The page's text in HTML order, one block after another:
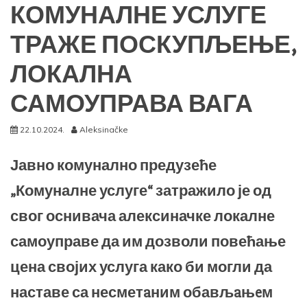
КОМУНАЛНЕ УСЛУГЕ
ТРАЖЕ ПОСКУПЉЕЊЕ,
ЛОКАЛНА
САМОУПРАВА ВАГА
22.10.2024. Aleksinačke
Јавно комунално предузеће
„Комуналне услуге“ затражило је од
свог оснивача алексиначке локалне
самоуправе да им дозволи повећање
цена својих услуга како би могли да
наставе са несметaним обављaњeм